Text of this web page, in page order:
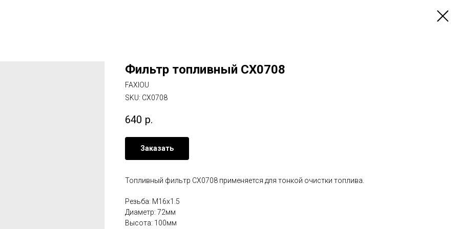
Фильтр топливный CX0708
FAXIOU
SKU: CX0708
640 р.
Заказать
Топливный фильтр CX0708 применяется для тонкой очистки топлива.
Резьба: M16x1.5
Диаметр: 72мм
Высота: 100мм